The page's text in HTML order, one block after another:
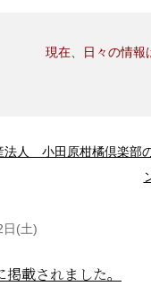
現在、日々の情報
法人 小田原柑橘倶楽部
日(土)
載されました。